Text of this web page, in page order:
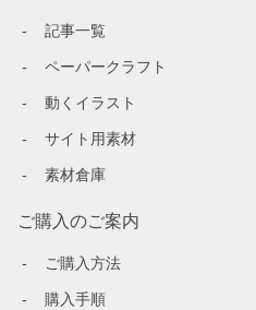
記事一覧
ペーパークラフト
動くイラスト
サイト用素材
素材倉庫
ご購入のご案内
ご購入方法
購入手順